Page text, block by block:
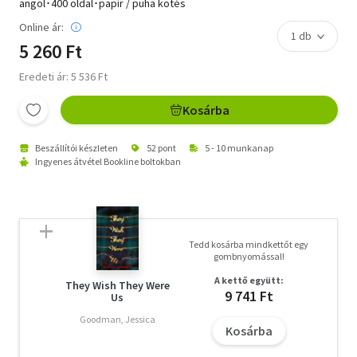
angol･400 oldal･papír / puha kötés
Online ár:
5 260 Ft
Eredeti ár: 5 536 Ft
Kosárba
Beszállítói készleten 52 pont
5 - 10 munkanap
Ingyenes átvétel Bookline boltokban
They Wish They Were
Us
Goodman, Jessica
Tedd kosárba mindkettőt egy
gombnyomással!
A kettő együtt:
9 741 Ft
Kosárba